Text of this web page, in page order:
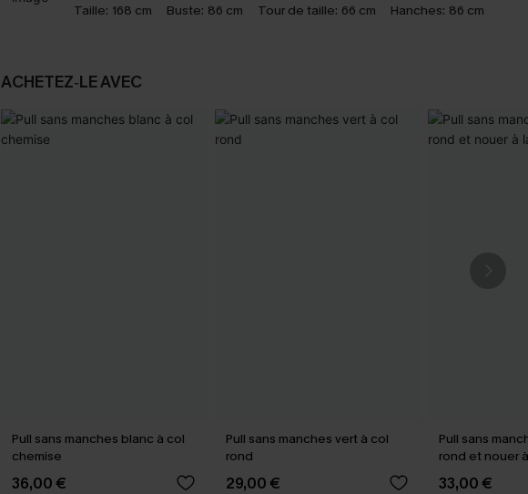
Taille: 168 cm Buste: 86 cm Tour de taille: 66 cm Hanches: 86 cm
ACHETEZ‑LE AVEC
Pull sans manches blanc à col
chemise
36,00 €
Pull sans manches vert à col
rond
29,00 €
Pull sans
rond et nouer
33,00 €